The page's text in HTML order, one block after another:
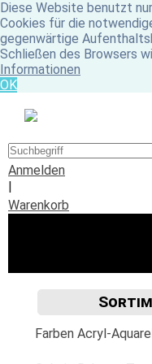
Diese Website benutzt
Cookies für die
gegenwärtige
Schließen des Browsers
Informationen
OK
Anmelden
|
Warenkorb
Farben Acryl-